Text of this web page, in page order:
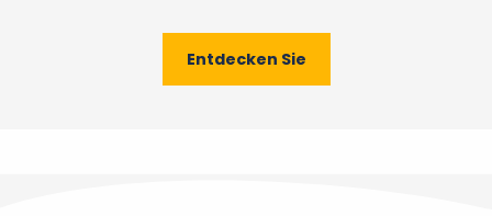
Entdecken Sie